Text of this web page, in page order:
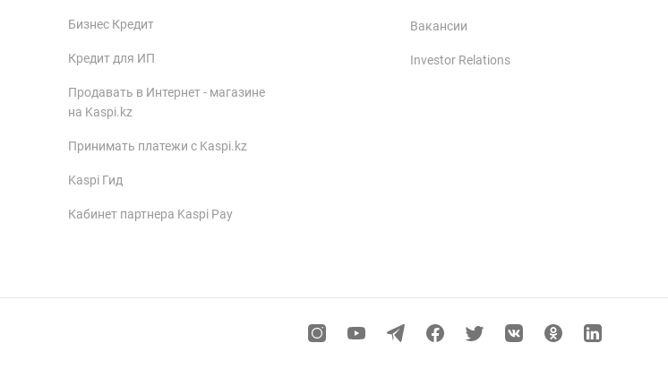
Бизнес Кредит
Кредит для ИП
Продавать в Интернет - магазине
на Kaspi.kz
Принимать платежи с Kaspi.kz
Kaspi Гид
Кабинет партнера Kaspi Pay
Вакансии
Investor Relations